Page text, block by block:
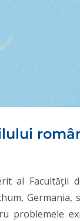
al Facultăţii
Germania,
problemele